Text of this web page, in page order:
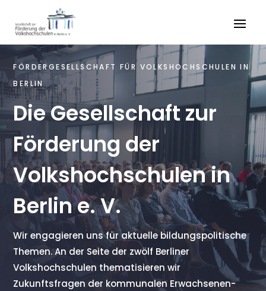
FÖRDERGESELLSCHAFT FÜR VOLKSHOCHSCHULEN IN
BERLIN
Die Gesellschaft zur
Förderung der
Volkshochschulen in
Berlin e. V.
Wir engagieren uns für aktuelle bildungspolitische
Themen. An der Seite der zwölf Berliner
Volkshochschulen thematisieren wir
Zukunftsfragen der kommunalen Erwachsenen-